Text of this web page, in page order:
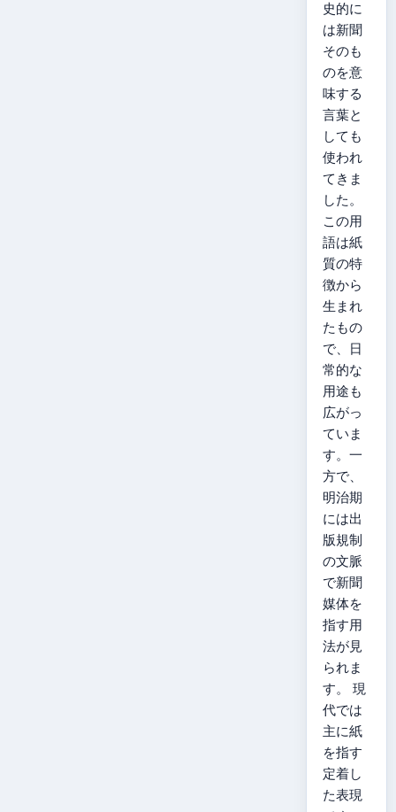
史的に
は新聞
そのも
のを意
味する
言葉と
しても
使われ
てきま
した。
この用
語は紙
質の特
徴から
生まれ
たもの
で、日
常的な
用途も
広がっ
ていま
す。一
方で、
明治期
には出
版規制
の文脈
で新聞
媒体を
指す用
法が見
られま
す。 現
代では
主に紙
を指す
定着し
た表現